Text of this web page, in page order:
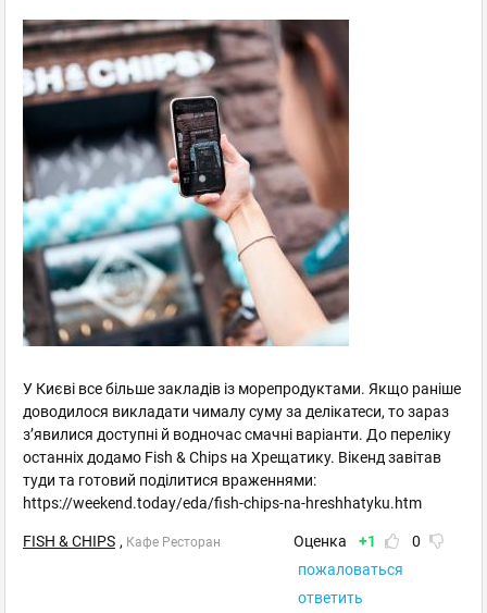
У Києві все більше закладів із морепродуктами. Якщо раніше
доводилося викладати чималу суму за делікатеси, то зараз
зʼявилися доступні й водночас смачні варіанти. До переліку
останніх додамо Fish & Chips на Хрещатику. Вікенд завітав
туди та готовий поділитися враженнями:
https://weekend.today/eda/fish-chips-na-hreshhatyku.htm
FISH & CHIPS , Кафе Ресторан Оценка +1
0
пожаловаться
ответить